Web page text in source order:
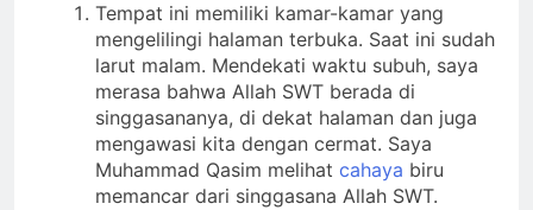
Tempat ini memiliki kamar-kamar yang
mengelilingi halaman terbuka. Saat ini sudah
larut malam. Mendekati waktu subuh, saya
merasa bahwa Allah SWT berada di
singgasananya, di dekat halaman dan juga
mengawasi kita dengan cermat. Saya
Muhammad Qasim melihat cahaya biru
memancar dari singgasana Allah SWT.